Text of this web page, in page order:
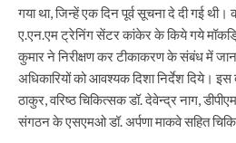
गया था, जिन्हें एक दिन पूर्व सूचना दे दी गई
ए.एन.एम ट्रेनिंग सेंटर कांकेर के किये गये
कुमार ने निरीक्षण कर टीकाकरण के संबंध में
अधिकारियों को आवश्यक दिशा निर्देश दिये। इस
ठाकुर, वरिष्ठ चिकित्सक डॉ. देवेन्द्र नाग, डीपीएम
संगठन के एसएमओ डॉ. अर्पणा माकवे सहित